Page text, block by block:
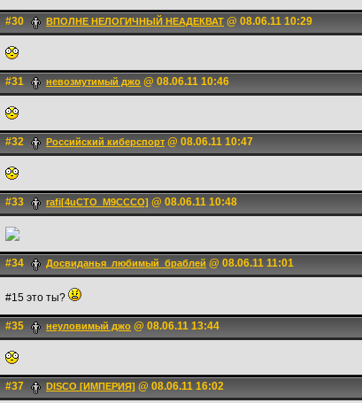
#30 ВПОЛНЕ НЕЛОГИЧНЫЙ НЕАДЕКВАТ @ 08.06.11 10:29
#31 невозмутимый джо @ 08.06.11 10:46
#32 Российский киберспорт @ 08.06.11 10:47
#33 rafi[4uCTO_M9CCCO] @ 08.06.11 10:48
#34 Досвиданья_любимый_браблей @ 08.06.11 11:01
#15 это ты?
#35 неуловимый джо @ 08.06.11 13:44
#37 DISCO [ИМПЕРИЯ] @ 08.06.11 16:02